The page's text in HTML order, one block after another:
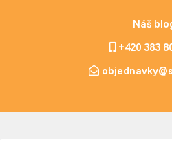
Náš
+420 383